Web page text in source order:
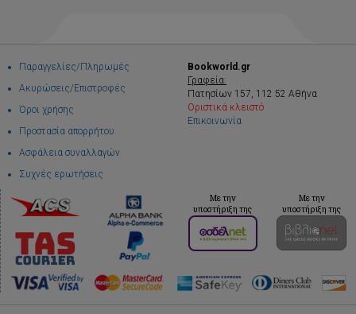
Παραγγελίες/Πληρωμές
Ακυρώσεις/Επιστροφές
Όροι χρήσης
Προστασία απορρήτου
Ασφάλεια συναλλαγών
Συχνές ερωτήσεις
Bookworld.gr
Γραφεία:
Πατησίων 157, 112 52 Αθήνα
Οριστικά κλειστό
Επικοινωνία
Με την
υποστήριξη της
Με την
υποστήριξη της